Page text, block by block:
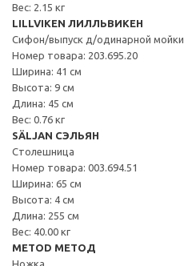
Вес: 2.15 кг
LILLVIKEN ЛИЛЛЬВИКЕН
Сифон/выпуск д/одинарной мойки
Номер товара: 203.695.20
Ширина: 41 см
Высота: 9 см
Длина: 45 см
Вес: 0.76 кг
SÄLJAN СЭЛЬЯН
Столешница
Номер товара: 003.694.51
Ширина: 65 см
Высота: 4 см
Длина: 255 см
Вес: 40.00 кг
METOD МЕТОД
Ножка